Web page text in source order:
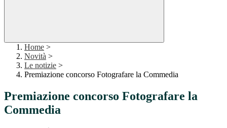
Home >
Novità >
Le notizie >
Premiazione concorso Fotografare la Commedia
Premiazione concorso Fotografare la
Commedia